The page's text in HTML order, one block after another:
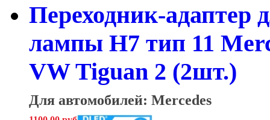
Переходник-адаптер
лампы H7 тип 11
VW Tiguan 2 (2шт.)
Для автомобилей: Mercedes